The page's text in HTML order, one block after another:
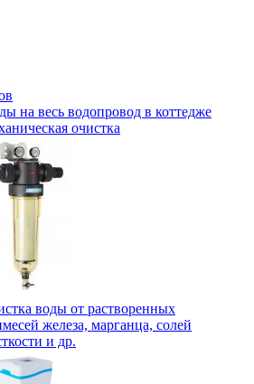
на весь водопровод в коттедже
очистка
воды от растворенных
железа, марганца, солей
и др.